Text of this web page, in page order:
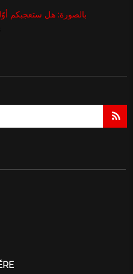
بالصورة: هل ستعجبكم